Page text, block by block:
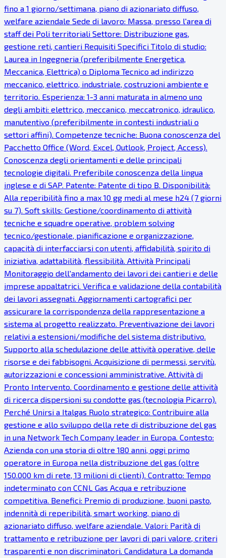
fino a 1 giorno/settimana, piano di azionariato diffuso,
welfare aziendale Sede di lavoro: Massa, presso l'area di
staff dei Poli territoriali Settore: Distribuzione gas,
gestione reti, cantieri Requisiti Specifici Titolo di studio:
Laurea in Ingegneria (preferibilmente Energetica,
Meccanica, Elettrica) o Diploma Tecnico ad indirizzo
meccanico, elettrico, industriale, costruzioni ambiente e
territorio. Esperienza: 1-3 anni maturata in almeno uno
degli ambiti: elettrico, meccanico, meccatronico, idraulico,
manutentivo (preferibilmente in contesti industriali o
settori affini). Competenze tecniche: Buona conoscenza del
Pacchetto Office (Word, Excel, Outlook, Project, Access).
Conoscenza degli orientamenti e delle principali
tecnologie digitali. Preferibile conoscenza della lingua
inglese e di SAP. Patente: Patente di tipo B. Disponibilità:
Alla reperibilità fino a max 10 gg medi al mese h24 (7 giorni
su 7). Soft skills: Gestione/coordinamento di attività
tecniche e squadre operative, problem solving
tecnico/gestionale, pianificazione e organizzazione,
capacità di interfacciarsi con utenti, affidabilità, spirito di
iniziativa, adattabilità, flessibilità. Attività Principali
Monitoraggio dell'andamento dei lavori dei cantieri e delle
imprese appaltatrici. Verifica e validazione della contabilità
dei lavori assegnati. Aggiornamenti cartografici per
assicurare la corrispondenza della rappresentazione a
sistema al progetto realizzato. Preventivazione dei lavori
relativi a estensioni/modifiche del sistema distributivo.
Supporto alla schedulazione delle attività operative, delle
risorse e dei fabbisogni. Acquisizione di permessi, servitù,
autorizzazioni e concessioni amministrative. Attività di
Pronto Intervento. Coordinamento e gestione delle attività
di ricerca dispersioni su condotte gas (tecnologia Picarro).
Perché Unirsi a Italgas Ruolo strategico: Contribuire alla
gestione e allo sviluppo della rete di distribuzione del gas
in una Network Tech Company leader in Europa. Contesto:
Azienda con una storia di oltre 180 anni, oggi primo
operatore in Europa nella distribuzione del gas (oltre
150.000 km di rete, 13 milioni di clienti). Contratto: Tempo
indeterminato con CCNL Gas Acqua e retribuzione
competitiva. Benefici: Premio di produzione, buoni pasto,
indennità di reperibilità, smart working, piano di
azionariato diffuso, welfare aziendale. Valori: Parità di
trattamento e retribuzione per lavori di pari valore, criteri
trasparenti e non discriminatori. Candidatura La domanda